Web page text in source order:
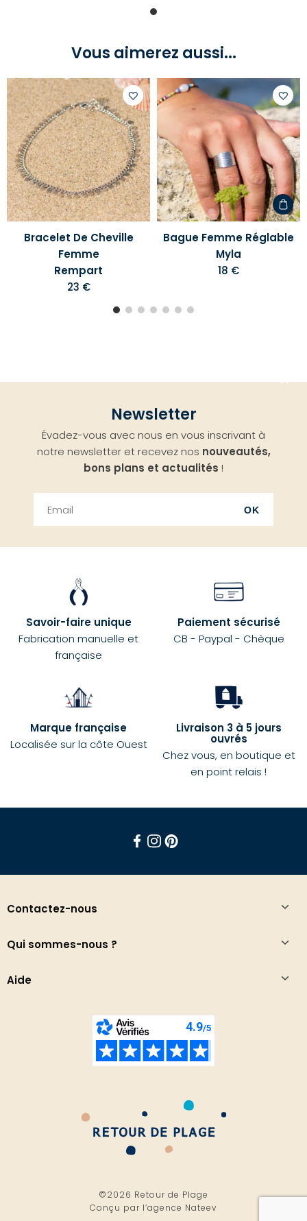
Vous aimerez aussi...
Ajouter
à
votre
liste
d'envies
Bracelet De Cheville
Femme
Rempart
23 €
à
votre
liste
Bague Femme Réglable
Myla
18 €
Newsletter
Évadez-vous avec nous en vous inscrivant à
notre newsletter et recevez nos nouveautés,
bons plans et actualités !
OK
Savoir-faire unique
Fabrication manuelle et
française
Paiement sécurisé
CB - Paypal - Chèque
Marque française
Localisée sur la côte Ouest
Livraison 3 à 5 jours
ouvrés
Chez vous, en boutique et
en point relais !
Contactez-nous
Qui sommes-nous ?
Aide
©2026 Retour de Plage
Conçu par l’agence Nateev